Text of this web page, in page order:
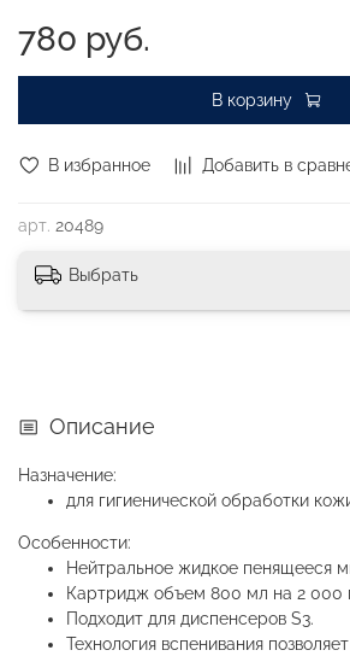
В избранное Добавить в
арт. 20489
780 руб.
В корзину
Выбрать
Описание
Назначение:
для гигиенической обработки
Особенности:
Нейтральное жидкое пенящееся
Картридж объем 800 мл на 2 000
Подходит для диспенсеров S3.
Технология вспенивания